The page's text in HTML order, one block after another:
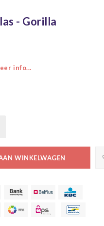
- Gorilla
info...
WINKELWAGEN